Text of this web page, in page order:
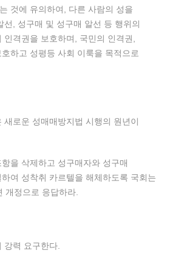
것에 유의하여, 다른 사람의 성을
선, 성구매 및 성구매 알선 등 행위의
격권을 보호하며, 국민의 인격권,
하고 성평등 사회 이룩을 목적으로
새로운 성매매방지법 시행의 원년이
을 삭제하고 성구매자와 성구매
여 성착취 카르텔을 해체하도록 국회는
개정으로 응답하라.
강력 요구한다.